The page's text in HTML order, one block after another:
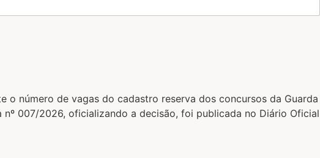
o número de vagas do cadastro reserva dos concursos da Guarda
007/2026, oficializando a decisão, foi publicada no Diário Oficial